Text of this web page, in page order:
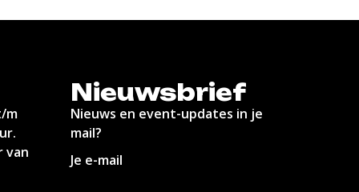
m
van
Nieuwsbrief
Nieuws en event-updates in je
mail?
Je e-mail